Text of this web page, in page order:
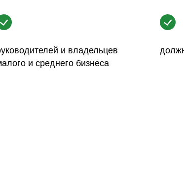
и владельцев
и среднего бизнеса